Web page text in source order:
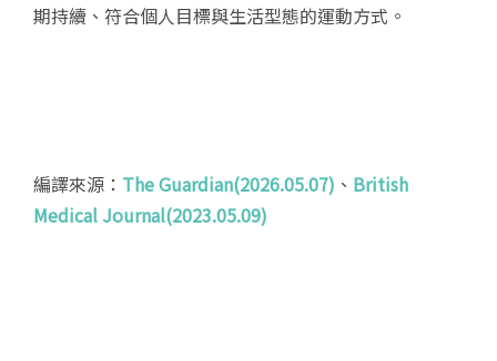
期持續、符合個人目標與生活型態的運動方式。
編譯來源： The Guardian(2026.05.07) 、 British
Medical Journal(2023.05.09)